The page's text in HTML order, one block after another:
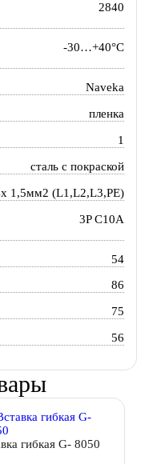
2840
-30…+40°C
Naveka
пленка
1
сталь с покраской
1,5мм2 (L1,L2,L3,PE)
3P C10A
54
86
75
56
гибкая G- 8050